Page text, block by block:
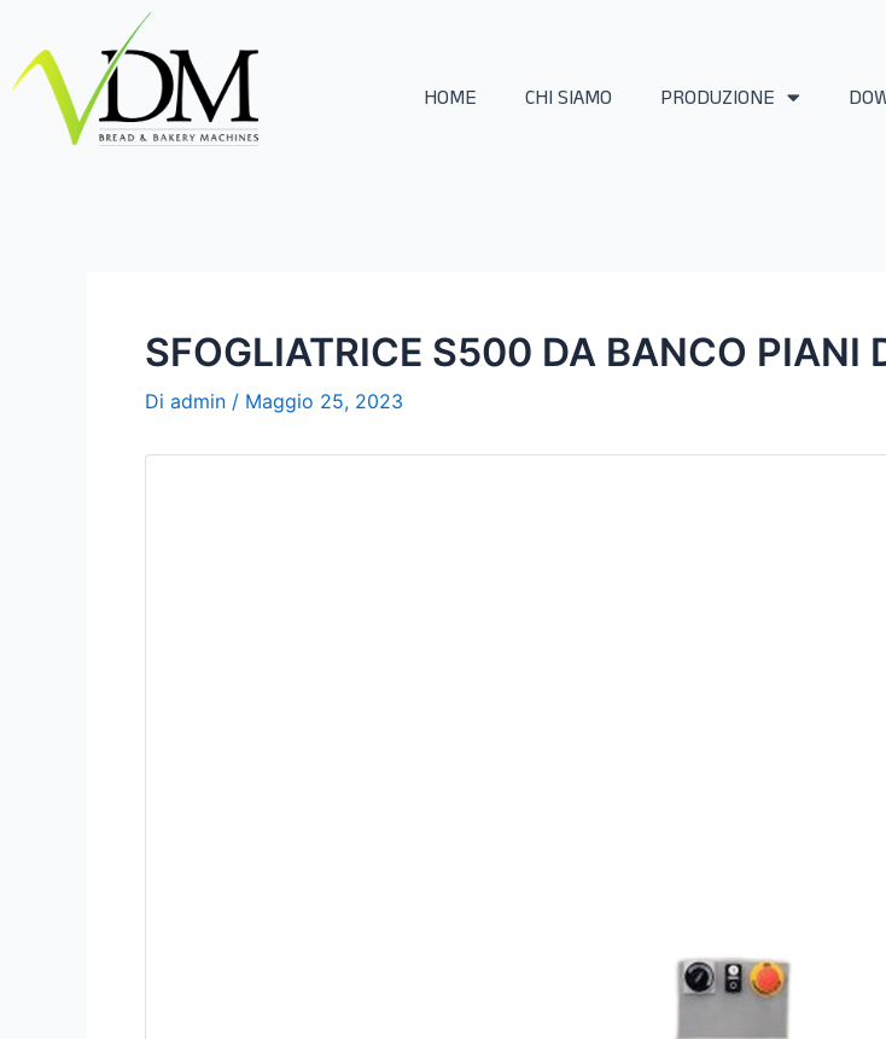
contenuto
HOME CHI SIAMO PRODUZIONE
SFOGLIATRICE S500 DA BANCO
Di admin / Maggio 25, 2023
Navigazione
articoli